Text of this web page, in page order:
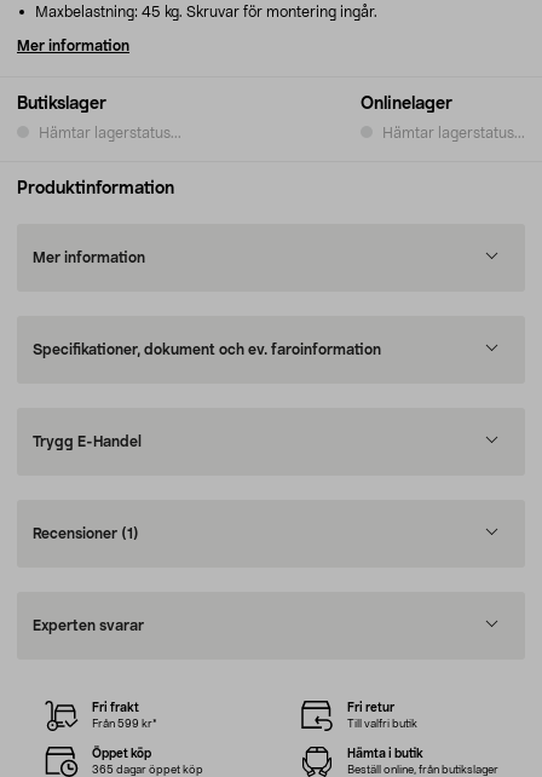
Butikslager
Hämtar lagerstatus...
Onlinelager
Hämtar lagerstatus...
Maxbelastning: 45 kg. Skruvar för montering ingår.
Mer information
Produktinformation
Mer information
Specifikationer, dokument och ev. faroinformation
Trygg E-Handel
Recensioner (1)
Experten svarar
Fri frakt
Från 599 kr*
Fri retur
Till valfri butik
Öppet köp
365 dagar öppet köp
Hämta i butik
Beställ online, från butikslager